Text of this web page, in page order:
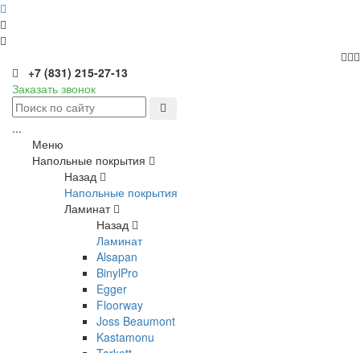
+7 (831) 215-27-13
Заказать звонок
...
Меню
Напольные покрытия
Назад
Напольные покрытия
Ламинат
Назад
Ламинат
Alsapan
BinylPro
Egger
Floorway
Joss Beaumont
Kastamonu